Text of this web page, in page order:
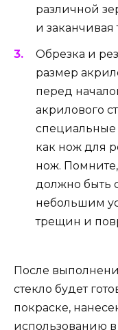
различной
и заканчивая
Обрезка и
размер
перед
акрилового
специальные
как нож для
нож.
должно быть
небольшим
трещин и
После
стекло будет
покраске,
использованию в